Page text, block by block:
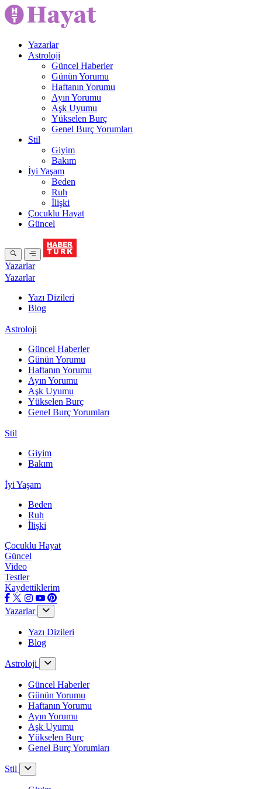
Yazarlar
Astroloji
Güncel Haberler
Günün Yorumu
Haftanın Yorumu
Ayın Yorumu
Aşk Uyumu
Yükselen Burç
Genel Burç Yorumları
Stil
Giyim
Bakım
İyi Yaşam
Beden
Ruh
İlişki
Çocuklu Hayat
Güncel
Yazarlar
Yazarlar
Yazı Dizileri
Blog
Astroloji
Güncel Haberler
Günün Yorumu
Haftanın Yorumu
Ayın Yorumu
Aşk Uyumu
Yükselen Burç
Genel Burç Yorumları
Stil
Giyim
Bakım
İyi Yaşam
Beden
Ruh
İlişki
Çocuklu Hayat
Güncel
Video
Testler
Kaydettiklerim
Yazarlar
Yazı Dizileri
Blog
Astroloji
Güncel Haberler
Günün Yorumu
Haftanın Yorumu
Ayın Yorumu
Aşk Uyumu
Yükselen Burç
Genel Burç Yorumları
Stil